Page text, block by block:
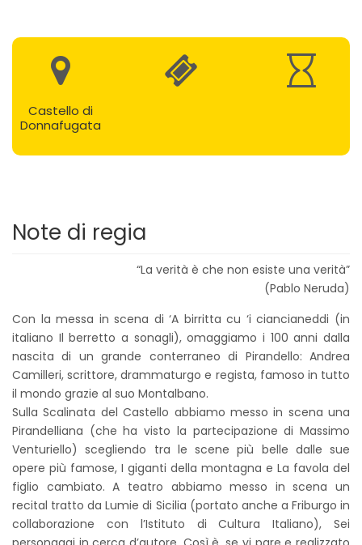
Castello di
Donnafugata
Note di regia
“La verità è che non esiste una verità”
(Pablo Neruda)
Con la messa in scena di ‘A birritta cu ‘i ciancianeddi (in
italiano Il berretto a sonagli), omaggiamo i 100 anni dalla
nascita di un grande conterraneo di Pirandello: Andrea
Camilleri, scrittore, drammaturgo e regista, famoso in tutto
il mondo grazie al suo Montalbano.
Sulla Scalinata del Castello abbiamo messo in scena una
Pirandelliana (che ha visto la partecipazione di Massimo
Venturiello) scegliendo tra le scene più belle dalle sue
opere più famose, I giganti della montagna e La favola del
figlio cambiato. A teatro abbiamo messo in scena un
recital tratto da Lumie di Sicilia (portato anche a Friburgo in
collaborazione con l’Istituto di Cultura Italiano), Sei